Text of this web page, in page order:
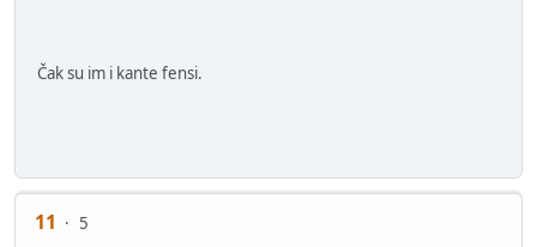
Čak su im i kante fensi.
11
5